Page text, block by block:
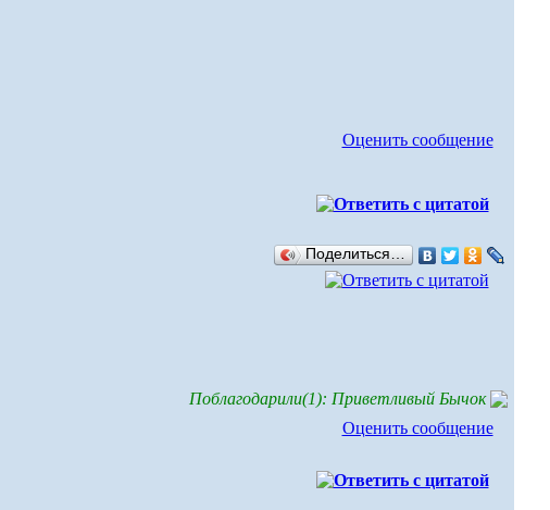
Оценить сообщение
Поделиться…
Поблагодарили(1): Приветливый Бычок
Оценить сообщение